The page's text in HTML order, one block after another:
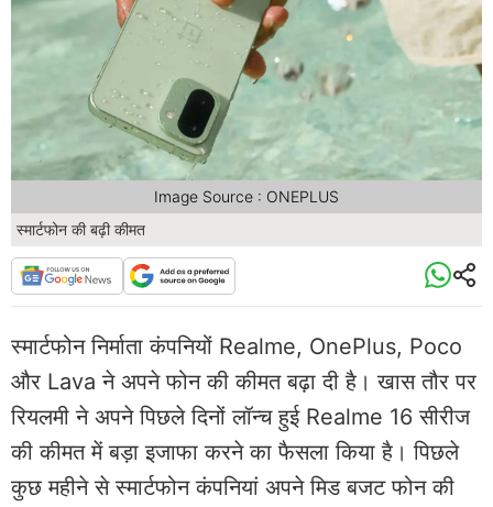
स्मार्टफोन की बढ़ी कीमत
Image Source : ONEPLUS
स्मार्टफोन निर्माता कंपनियों Realme, OnePlus, Poco
और Lava ने अपने फोन की कीमत बढ़ा दी है। खास तौर पर
रियलमी ने अपने पिछले दिनों लॉन्च हुई Realme 16 सीरीज
की कीमत में बड़ा इजाफा करने का फैसला किया है। पिछले
कुछ महीने से स्मार्टफोन कंपनियां अपने मिड बजट फोन की